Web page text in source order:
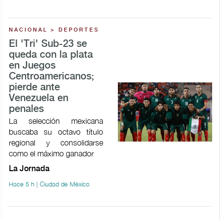
NACIONAL > DEPORTES
El 'Tri' Sub-23 se
queda con la plata
en Juegos
Centroamericanos;
pierde ante
Venezuela en
penales
La selección mexicana
buscaba su octavo título
regional y consolidarse
como el máximo ganador
La Jornada
Hace 5 h | Ciudad de México